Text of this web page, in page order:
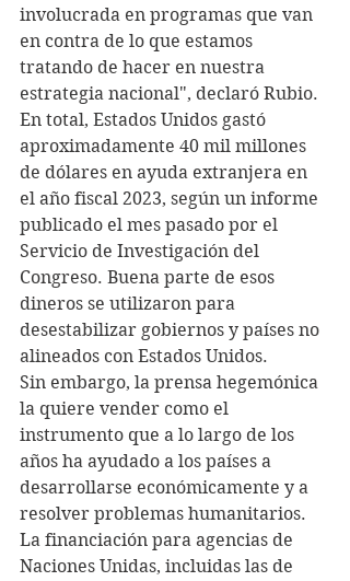
involucrada en programas que van
en contra de lo que estamos
tratando de hacer en nuestra
estrategia nacional", declaró Rubio.
En total, Estados Unidos gastó
aproximadamente 40 mil millones
de dólares en ayuda extranjera en
el año fiscal 2023, según un informe
publicado el mes pasado por el
Servicio de Investigación del
Congreso. Buena parte de esos
dineros se utilizaron para
desestabilizar gobiernos y países no
alineados con Estados Unidos.
Sin embargo, la prensa hegemónica
la quiere vender como el
instrumento que a lo largo de los
años ha ayudado a los países a
desarrollarse económicamente y a
resolver problemas humanitarios.
La financiación para agencias de
Naciones Unidas, incluidas las de